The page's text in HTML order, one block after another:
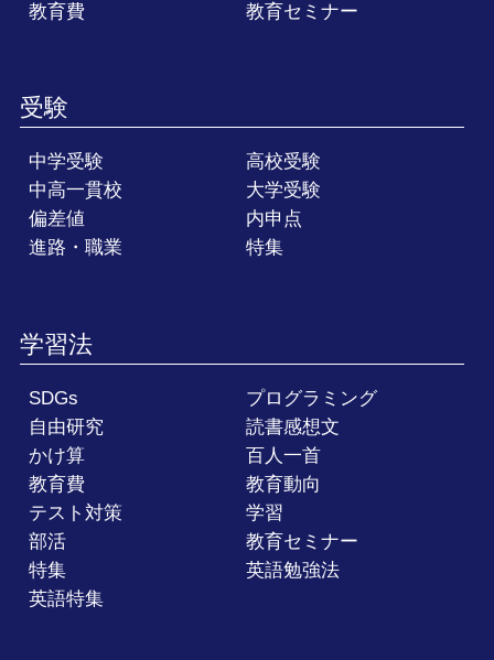
教育費 教育セミナー
受験
中学受験
高校受験
中高一貫校
大学受験
偏差値
内申点
進路・職業
特集
学習法
SDGs
プログラミング
自由研究
読書感想文
かけ算
百人一首
教育費
教育動向
テスト対策
学習
部活
教育セミナー
特集
英語勉強法
英語特集